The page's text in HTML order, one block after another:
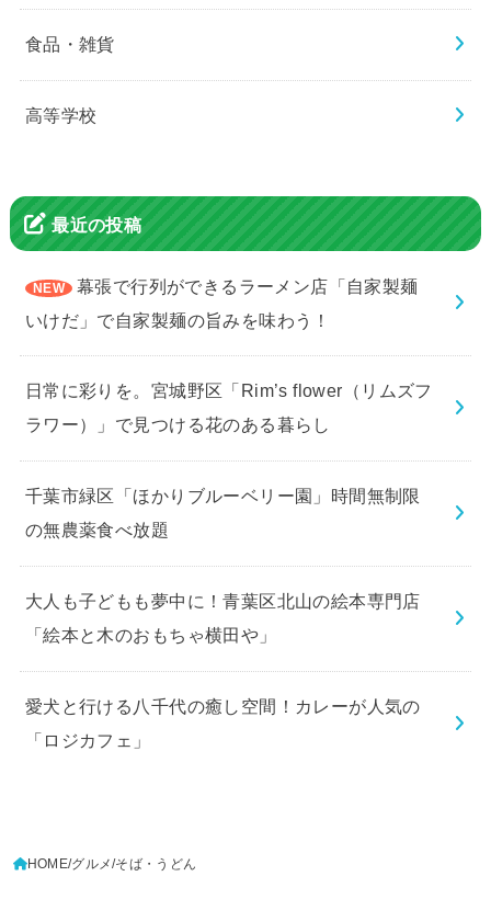
食品・雑貨
高等学校
最近の投稿
幕張で行列ができるラーメン店「自家製麺
いけだ」で自家製麺の旨みを味わう！
日常に彩りを。宮城野区「Rim’s flower（リムズフ
ラワー）」で見つける花のある暮らし
千葉市緑区「ほかりブルーベリー園」時間無制限
の無農薬食べ放題
大人も子どもも夢中に！青葉区北山の絵本専門店
「絵本と木のおもちゃ横田や」
愛犬と行ける八千代の癒し空間！カレーが人気の
「ロジカフェ」
HOME グルメ そば・うどん